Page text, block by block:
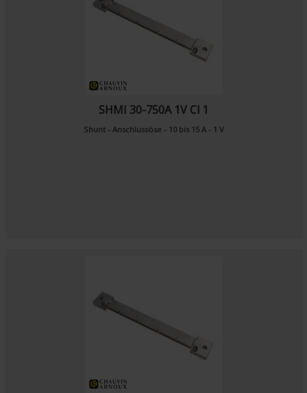
SHMI 30-750A 1V Cl 1
Shunt - Anschlussöse - 10 bis 15 A - 1 V